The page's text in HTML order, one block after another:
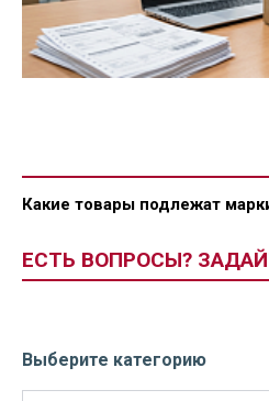
Какие товары подлежат
ЕСТЬ ВОПРОСЫ?
Выберите категорию